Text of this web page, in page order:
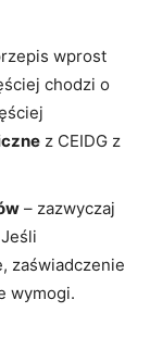
wprost
chodzi o
z CEIDG z
– zazwyczaj
zaświadczenie
wymogi.